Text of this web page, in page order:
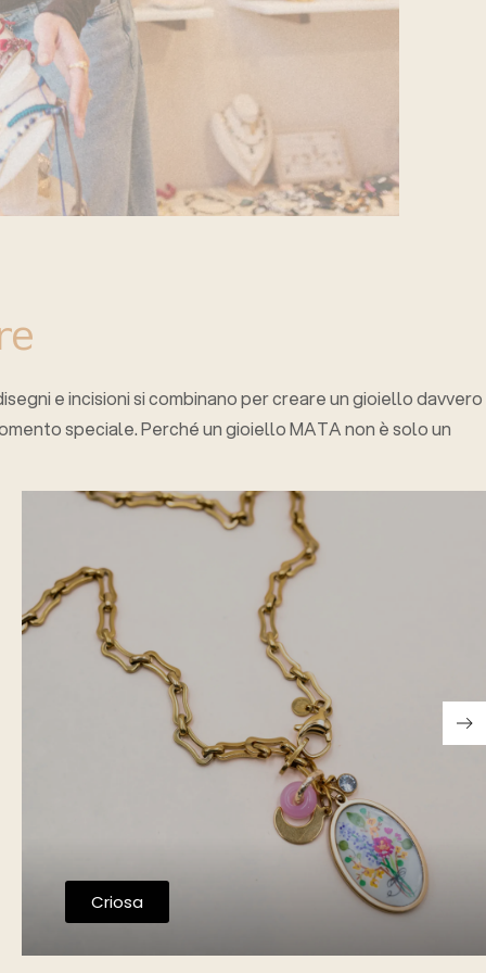
e incisioni si combinano per creare un gioiello davvero
speciale. Perché un gioiello MATA non è solo un
Criosa